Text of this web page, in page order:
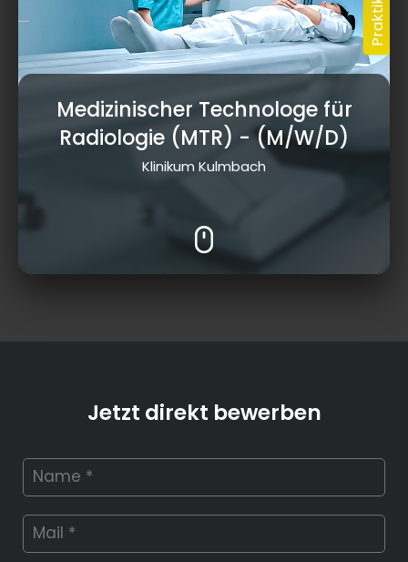
Medizinischer Technologe für
Radiologie (MTR) - (M/W/D)
Klinikum Kulmbach
Jetzt direkt bewerben